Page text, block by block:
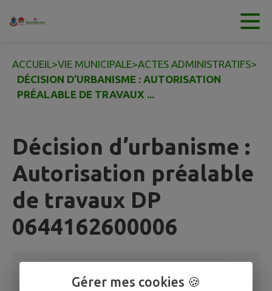
Contenu
ACCUEIL>VIE MUNICIPALE>ACTES ADMINISTRATIFS>
DÉCISION D’URBANISME : AUTORISATION
PRÉALABLE DE TRAVAUX ...
Décision d’urbanisme :
Autorisation préalable
de travaux DP
0644162600006
Gérer mes cookies 🍪